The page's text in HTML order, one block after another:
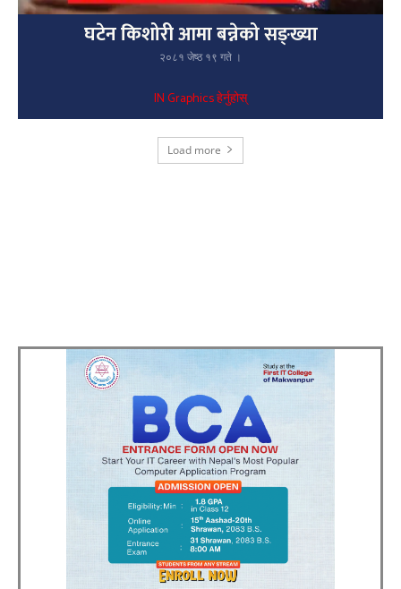
घटेन किशोरी आमा बन्नेको सङ्ख्या
२०८१ जेष्ठ १९ गते ।
IN Graphics हेर्नुहोस्
Load more